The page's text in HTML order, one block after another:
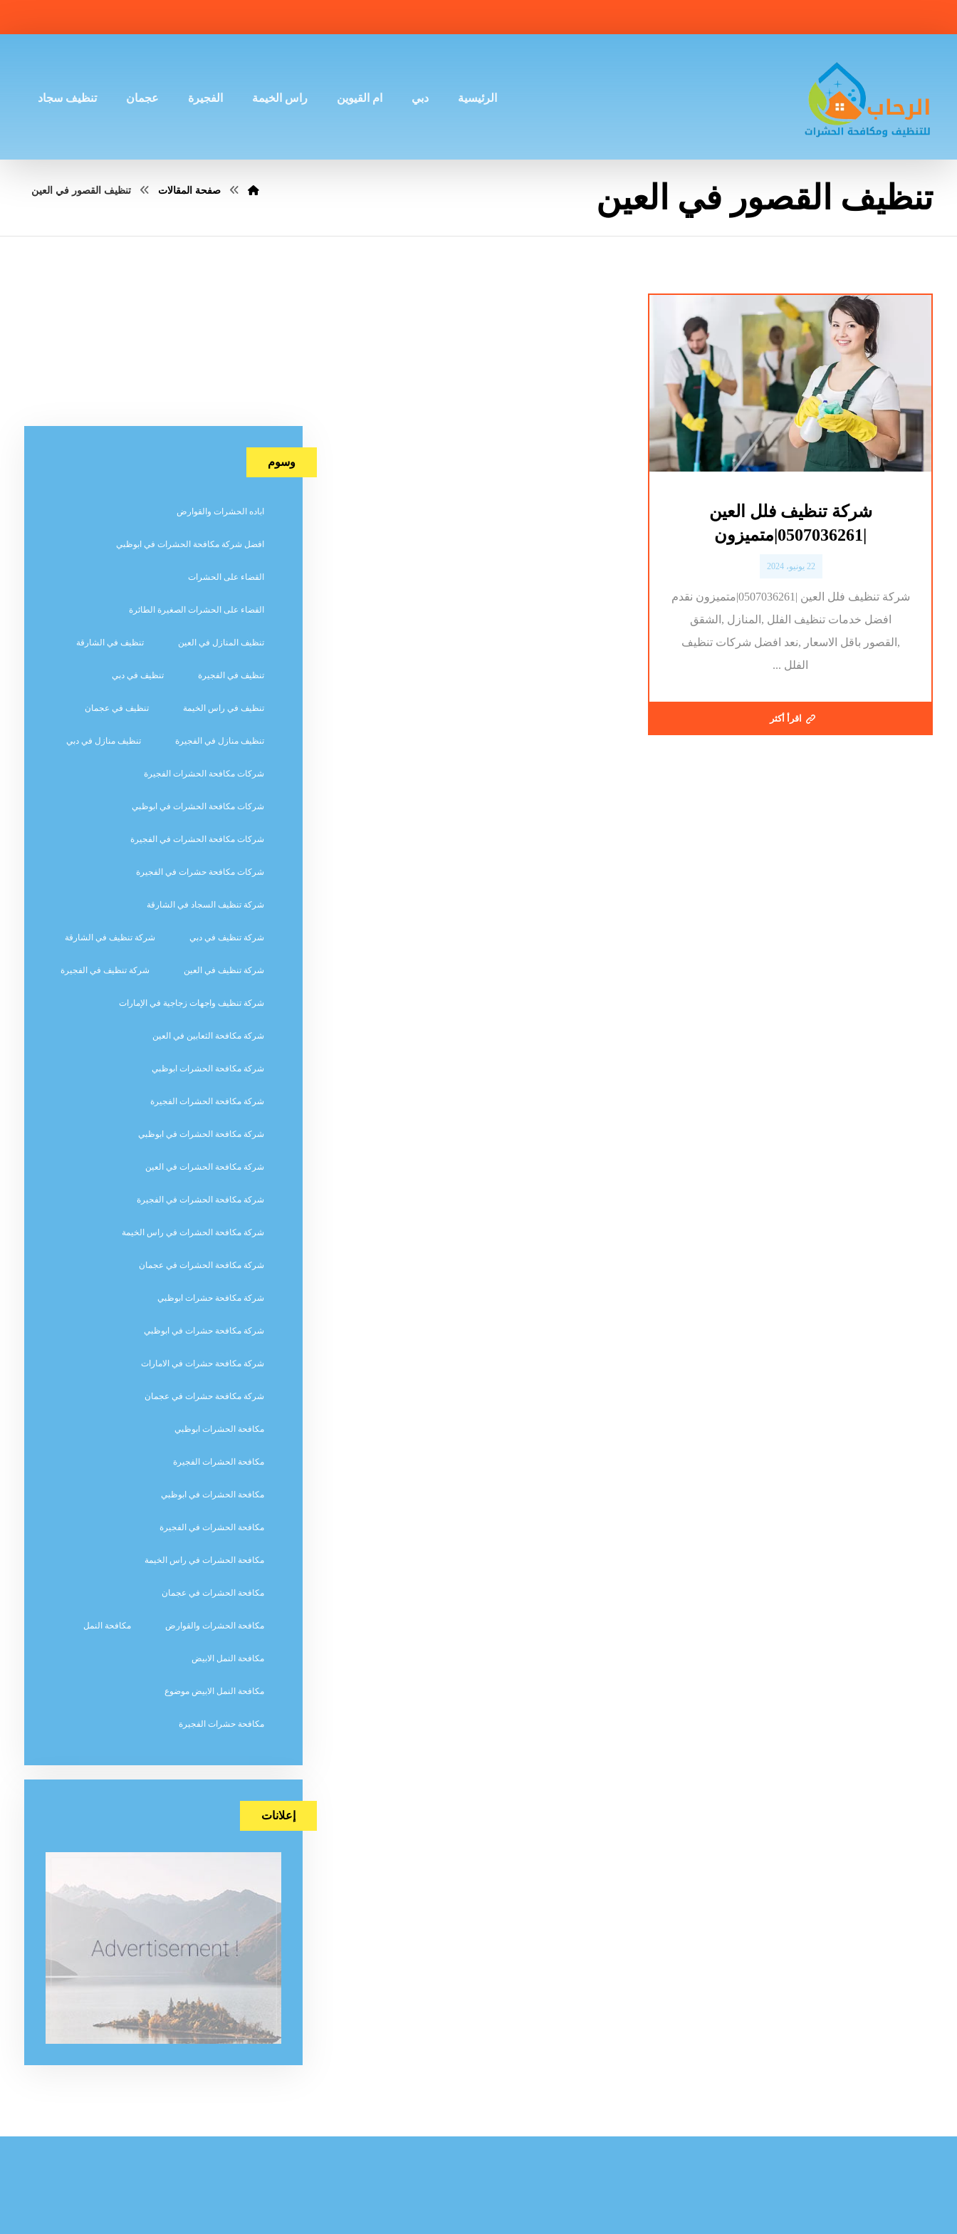
الرئيسية دبي ام القيوين راس الخيمة الفجيرة عجمان تنظيف سجاد
تنظيف القصور في العين صفحة المقالات تنظيف القصور في العين
شركة تنظيف فلل العين
22 يونيو، 2024
شركة تنظيف فلل العين |0507036261|متميزون نقدم
افضل خدمات تنظيف الفلل ,المنازل ,الشقق
,القصور باقل الاسعار ,نعد افضل شركات تنظيف
الفلل ...
اقرأ أكثر
وسوم
اباده الحشرات والقوارض
افضل شركة مكافحة الحشرات في ابوظبي
القضاء على الحشرات
القضاء على الحشرات الصغيرة الطائرة
تنظيف المنازل في العين تنظيف في الشارقة
تنظيف في الفجيرة تنظيف في دبي
تنظيف في راس الخيمة تنظيف في عجمان
تنظيف منازل في الفجيرة تنظيف منازل في دبي
شركات مكافحة الحشرات الفجيرة
شركات مكافحة الحشرات في ابوظبي
شركات مكافحة الحشرات في الفجيرة
شركات مكافحة حشرات في الفجيرة
شركة تنظيف السجاد في الشارقة
شركة تنظيف في دبي شركة تنظيف في الشارقة
شركة تنظيف في العين شركة تنظيف في الفجيرة
شركة تنظيف واجهات زجاجية في الإمارات
شركة مكافحة الثعابين في العين
شركة مكافحة الحشرات ابوظبي
شركة مكافحة الحشرات الفجيرة
شركة مكافحة الحشرات في ابوظبي
شركة مكافحة الحشرات في العين
شركة مكافحة الحشرات في الفجيرة
شركة مكافحة الحشرات في راس الخيمة
شركة مكافحة الحشرات في عجمان
شركة مكافحة حشرات ابوظبي
شركة مكافحة حشرات في ابوظبي
شركة مكافحة حشرات في الامارات
شركة مكافحة حشرات في عجمان
مكافحة الحشرات ابوظبي
مكافحة الحشرات الفجيرة
مكافحة الحشرات في ابوظبي
مكافحة الحشرات في الفجيرة
مكافحة الحشرات في راس الخيمة
مكافحة الحشرات في عجمان
مكافحة الحشرات والقوارض مكافحة النمل
مكافحة النمل الابيض
مكافحة النمل الابيض موضوع
مكافحة حشرات الفجيرة
إعلانات